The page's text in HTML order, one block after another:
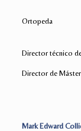
Ortopeda
Director técnico
Director de
Mark Edward